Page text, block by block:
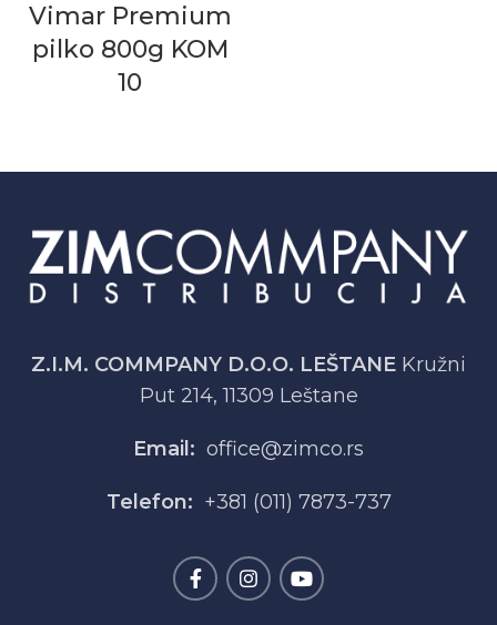
Vimar Premium
pilko 800g KOM
10
Z.I.M. COMMPANY D.O.O. LEŠTANE Kružni
Put 214, 11309 Leštane
Email: office@zimco.rs
Telefon: +381 (011) 7873-737